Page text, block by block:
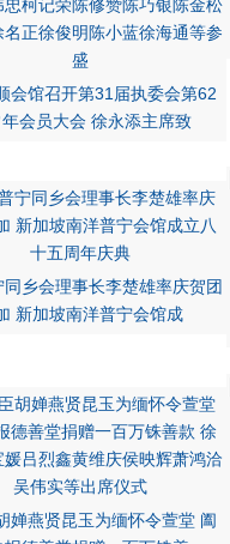
会馆召开第31届执委会第62
会员大会 徐永添主席致
乡会理事长李楚雄率庆贺团
新加坡南洋普宁会馆成
婵燕贤昆玉为缅怀令萱堂 阖